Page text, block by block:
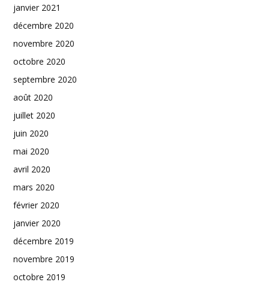
janvier 2021
décembre 2020
novembre 2020
octobre 2020
septembre 2020
août 2020
juillet 2020
juin 2020
mai 2020
avril 2020
mars 2020
février 2020
janvier 2020
décembre 2019
novembre 2019
octobre 2019